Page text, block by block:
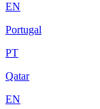
EN
Portugal
PT
Qatar
EN